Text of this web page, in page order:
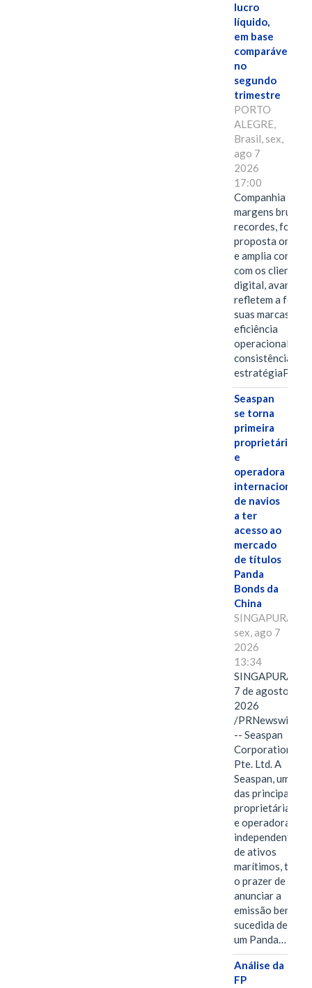
lucro
líquido,
em base
comparável,
no
segundo
trimestre
PORTO
ALEGRE,
Brasil, sex,
ago 7
2026
17:00
Companhia
margens brutas
recordes,
proposta
e amplia
com os clientes
digital, avanços
refletem a força
suas marcas, a
eficiência
operacional e a
consistência de
Seaspan
se torna
primeira
proprietária
e
operadora
internacional
de navios
a ter
acesso ao
mercado
de títulos
Panda
Bonds da
China
SINGAPURA,
sex, ago 7
2026
13:34
SINGAPURA,
7 de agosto de
2026
/PRNewswire/
-- Seaspan
Corporation
Pte. Ltd. A
Seaspan, uma
das principais
proprietárias
e operadoras
independentes
de ativos
marítimos, tem
o prazer de
anunciar a
emissão bem-
sucedida de
um Panda…
Análise da
FP